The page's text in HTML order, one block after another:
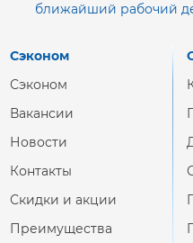
ближайший рабочий
Сэконом
Сэконом
Вакансии
Новости
Контакты
Скидки и акции
Преимущества